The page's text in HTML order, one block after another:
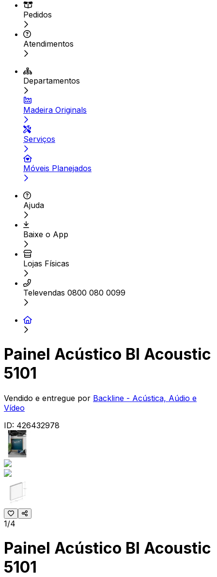
Pedidos
Atendimentos
Departamentos
Madeira Originals
Serviços
Móveis Planejados
Ajuda
Baixe o App
Lojas Físicas
Televendas 0800 080 0099
Painel Acústico Bl Acoustic
5101
Vendido e entregue por Backline - Acústica, Aúdio e
Vídeo
ID: 426432978
1/4
Painel Acústico Bl Acoustic
5101